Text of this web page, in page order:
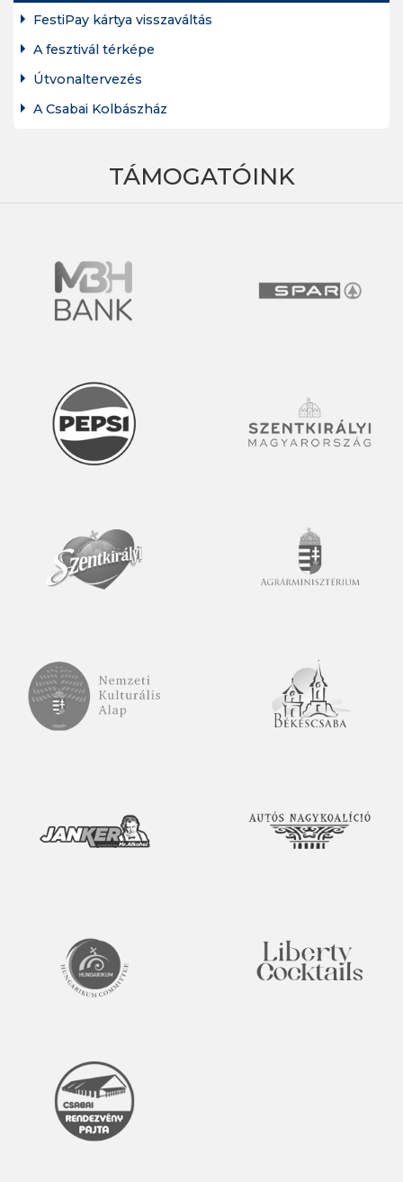
FestiPay kártya visszaváltás
A fesztivál térképe
Útvonaltervezés
A Csabai Kolbászház
TÁMOGATÓINK